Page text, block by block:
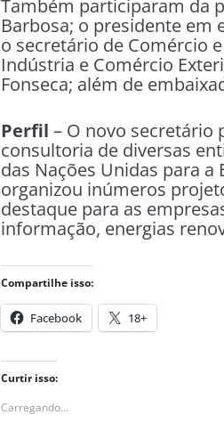
Também participaram da
Barbosa; o presidente em
o secretário de Comércio
Indústria e Comércio
Fonseca; além de
Perfil – O novo secretário
consultoria de diversas
das Nações Unidas para a
organizou inúmeros
destaque para as
informação, energias
Compartilhe isso:
Facebook 18+
Curtir isso:
Carregando...